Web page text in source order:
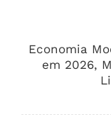
Economia
em 2026,